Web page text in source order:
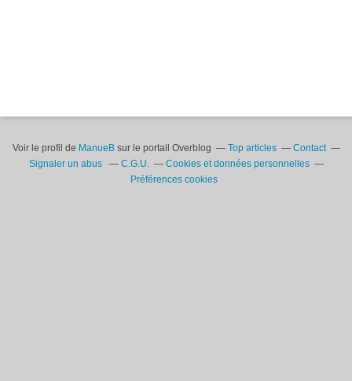
Voir le profil de ManueBsur le portail Overblog Top articles
Contact
Signaler un abus
C.G.U.
Cookies et données personnelles
Préférences cookies